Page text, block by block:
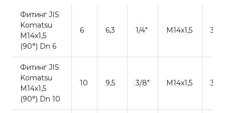
Фитинг JIS
Komatsu
M14x1,5
(90°) Dn 6
6 6,3 1/4" M14x1,5 32,8
Фитинг JIS
Komatsu
M14x1,5
(90°) Dn 10
10 9,5 3/8" M14x1,5 37,0